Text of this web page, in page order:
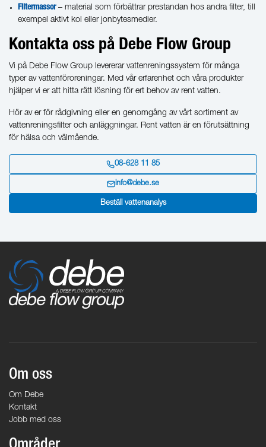
Filtermassor– material som förbättrar prestandan hos andra filter, till
exempel aktivt kol eller jonbytesmedier.
Kontakta oss på Debe Flow Group
Vi på Debe Flow Group levererar vattenreningssystem för många
typer av vattenföroreningar. Med vår erfarenhet och våra produkter
hjälper vi er att hitta rätt lösning för ert behov av rent vatten.
Hör av er för rådgivning eller en genomgång av vårt sortiment av
vattenreningsfilter och anläggningar. Rent vatten är en förutsättning
för hälsa och välmående.
08-628 11 85
info@debe.se
Beställ vattenanalys
Om oss
Om Debe
Kontakt
Jobb med oss